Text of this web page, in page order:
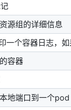
源组的详细信息
一个容器日志，
容器
地端口到一个pod